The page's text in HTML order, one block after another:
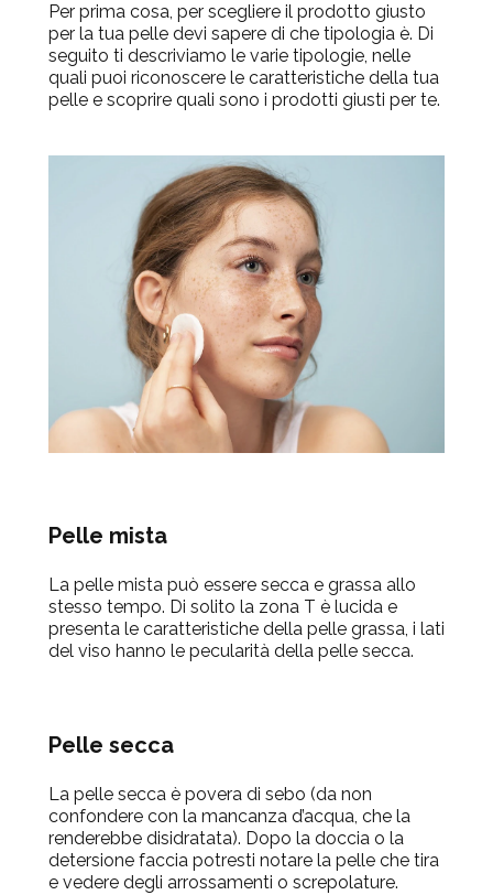
Per prima cosa, per scegliere il prodotto giusto
per la tua pelle devi sapere di che tipologia è. Di
seguito ti descriviamo le varie tipologie, nelle
quali puoi riconoscere le caratteristiche della tua
pelle e scoprire quali sono i prodotti giusti per te.
Pelle mista
La pelle mista può essere secca e grassa allo
stesso tempo. Di solito la zona T è lucida e
presenta le caratteristiche della pelle grassa, i lati
del viso hanno le pecularità della pelle secca.
Pelle secca
La pelle secca è povera di sebo (da non
confondere con la mancanza d’acqua, che la
renderebbe disidratata). Dopo la doccia o la
detersione faccia potresti notare la pelle che tira
e vedere degli arrossamenti o screpolature.